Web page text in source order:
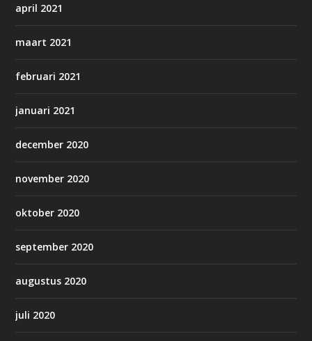
april 2021
maart 2021
februari 2021
januari 2021
december 2020
november 2020
oktober 2020
september 2020
augustus 2020
juli 2020